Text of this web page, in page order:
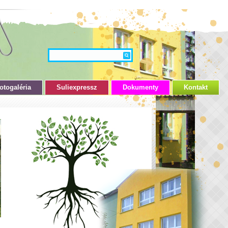
Suliexpressz Dokumenty Kontakt